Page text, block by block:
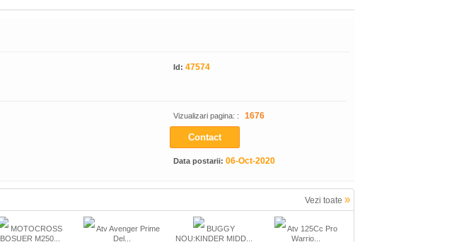
Id: 47574
Vizualizari pagina: : 1676
Contact
Data postarii: 06-Oct-2020
Vezi toate »
MOTOCROSS
BOSUER M250...
Atv Avenger Prime
Del...
BUGGY
NOU:KINDER MIDD...
Atv 125Cc Pro
Warrio...